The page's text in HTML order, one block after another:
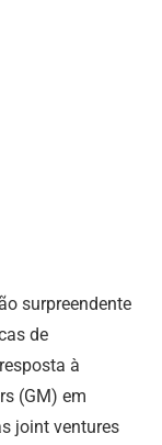
surpreendente
de
à
(GM) em
joint ventures